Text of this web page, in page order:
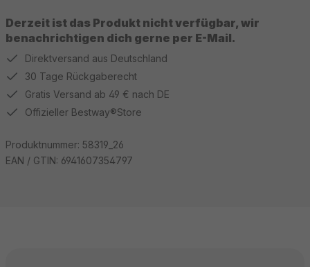
Derzeit ist das Produkt nicht verfügbar, wir
benachrichtigen dich gerne per E-Mail.
Direktversand aus Deutschland
30 Tage Rückgaberecht
Gratis Versand ab 49 € nach DE
Offizieller Bestway®Store
Produktnummer: 58319_26
EAN / GTIN: 6941607354797